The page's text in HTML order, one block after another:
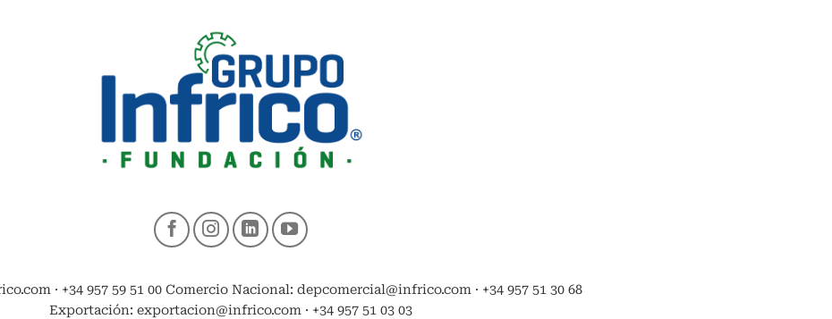
· +34 957 59 51 00 Comercio Nacional: depcomercial@infrico.com · +34 957 51 30 68
Exportación: exportacion@infrico.com · +34 957 51 03 03